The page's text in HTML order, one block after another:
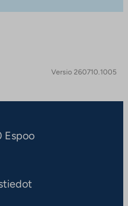
Versio 260710.1005
Espoo